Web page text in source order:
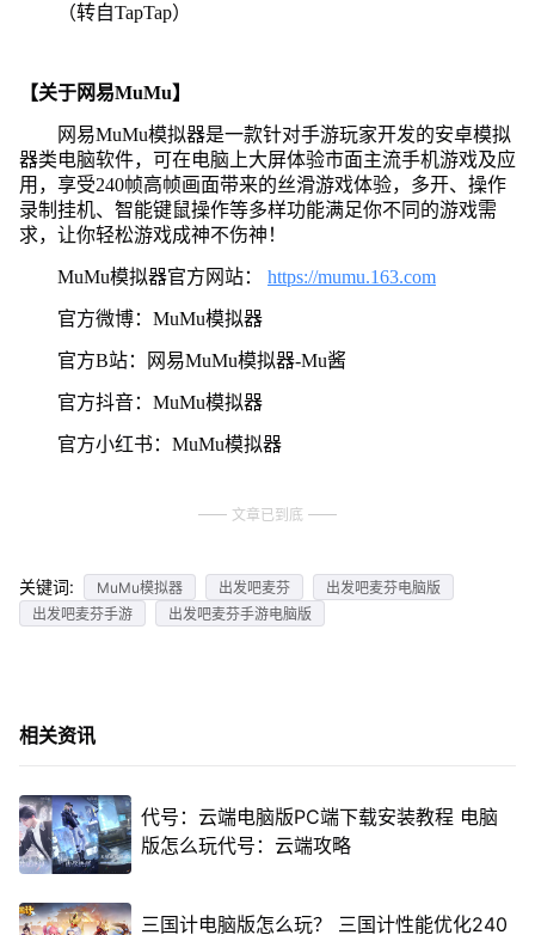
（转自TapTap）
【关于网易MuMu】
网易MuMu模拟器是一款针对手游玩家开发的安卓模拟
器类电脑软件，可在电脑上大屏体验市面主流手机游戏及应
用，享受240帧高帧画面带来的丝滑游戏体验，多开、操作
录制挂机、智能键鼠操作等多样功能满足你不同的游戏需
求，让你轻松游戏成神不伤神！
MuMu模拟器官方网站： https://mumu.163.com
官方微博：MuMu模拟器
官方B站：网易MuMu模拟器-Mu酱
官方抖音：MuMu模拟器
官方小红书：MuMu模拟器
文章已到底
关键词: MuMu模拟器 出发吧麦芬
出发吧麦芬电脑版
出发吧麦芬手游
出发吧麦芬手游电脑版
相关资讯
代号：云端电脑版PC端下载安装教程 电脑
版怎么玩代号：云端攻略
三国计电脑版怎么玩？ 三国计性能优化240